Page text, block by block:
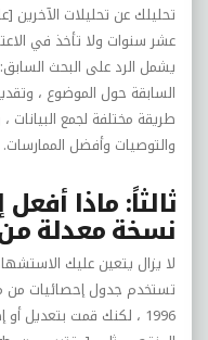
تحليلك عن تحليلات الآخرين
عشر سنوات ولا تأخذ في
يشمل الرد على البحث
السابقة حول الموضوع ،
طريقة مختلفة لجمع
والتوصيات وأفضل الممارسات.
ثالثاً: ماذا
نسخة معدلة
لا يزال يتعين عليك
تستخدم جدول إحصائيات
1996 ، لكنك قمت بتعديل